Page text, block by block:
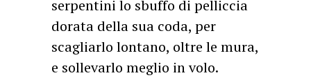
serpentini lo sbuffo di pelliccia
dorata della sua coda, per
scagliarlo lontano, oltre le mura,
e sollevarlo meglio in volo.